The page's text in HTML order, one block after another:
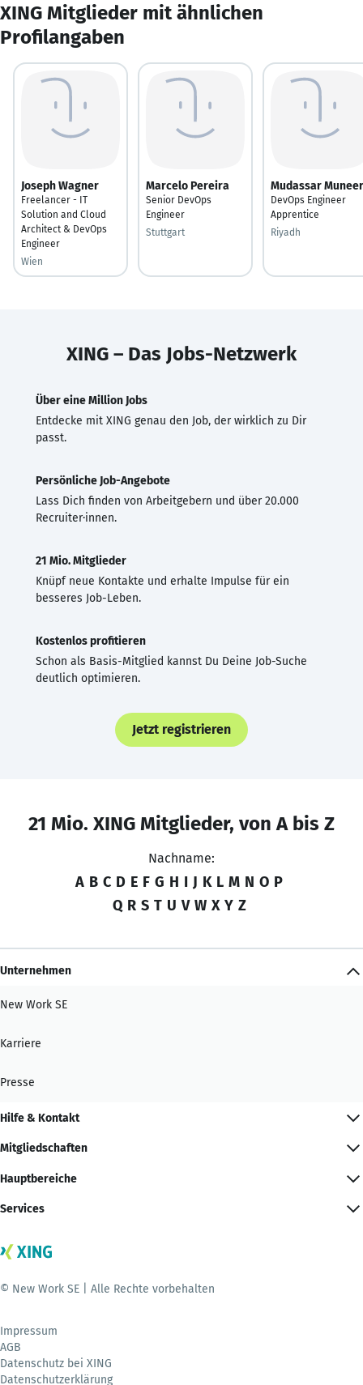
XING Mitglieder mit ähnlichen
Profilangaben
Joseph Wagner
Freelancer - IT
Solution and Cloud
Architect & DevOps
Engineer
Wien
Marcelo Pereira
Senior DevOps
Engineer
Stuttgart
Mudassar Muneer
DevOps Engineer
Apprentice
Riyadh
XING – Das Jobs-Netzwerk
Über eine Million Jobs
Entdecke mit XING genau den Job, der wirklich zu Dir
passt.
Persönliche Job-Angebote
Lass Dich finden von Arbeitgebern und über 20.000
Recruiter·innen.
21 Mio. Mitglieder
Knüpf neue Kontakte und erhalte Impulse für ein
besseres Job-Leben.
Kostenlos profitieren
Schon als Basis-Mitglied kannst Du Deine Job-Suche
deutlich optimieren.
Jetzt registrieren
21 Mio. XING Mitglieder, von A bis Z
Nachname:
A B C D E F G H I J K L M N O P
Q R S T U V W X Y Z
Unternehmen
New Work SE
Karriere
Presse
Hilfe & Kontakt
Mitgliedschaften
Hauptbereiche
Services
© New Work SE | Alle Rechte vorbehalten
Impressum
AGB
Datenschutz bei XING
Datenschutzerklärung